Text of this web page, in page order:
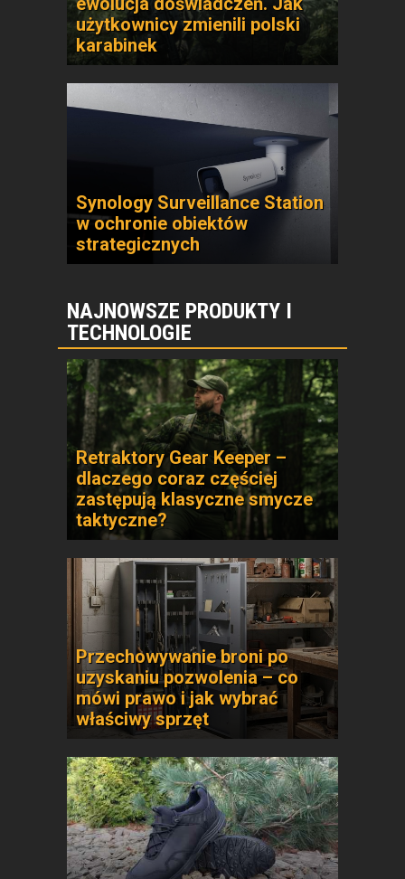
użytkownicy zmienili polski
karabinek
Synology Surveillance Station
w ochronie obiektów
strategicznych
NAJNOWSZE PRODUKTY I
TECHNOLOGIE
Retraktory Gear Keeper –
dlaczego coraz częściej
zastępują klasyczne smycze
taktyczne?
Przechowywanie broni po
uzyskaniu pozwolenia – co
mówi prawo i jak wybrać
właściwy sprzęt